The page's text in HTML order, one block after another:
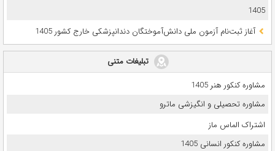
1405
آغاز ثبت‌نام آزمون ملی دانش‌آموختگان دندانپزشکی خارج کشور 1405
تبلیغات متنی
مشاوره کنکور هنر 1405
مشاوره تحصیلی و انگیزشی ماترو
اشتراک الماس ماز
مشاوره کنکور انسانی 1405